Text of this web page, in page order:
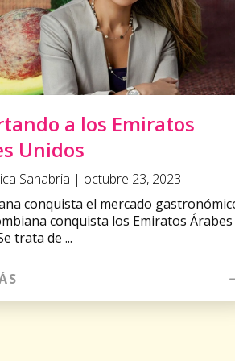
a los Emiratos
Unidos
Sanabria | octubre 23, 2023
conquista el mercado
conquista los Emiratos Árabes
trata de ...